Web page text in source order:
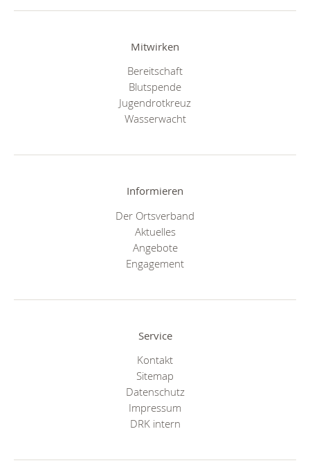
Mitwirken
Bereitschaft
Blutspende
Jugendrotkreuz
Wasserwacht
Informieren
Der Ortsverband
Aktuelles
Angebote
Engagement
Service
Kontakt
Sitemap
Datenschutz
Impressum
DRK intern